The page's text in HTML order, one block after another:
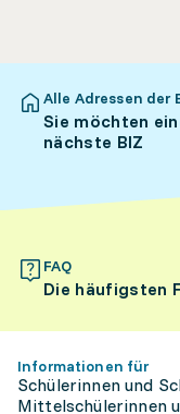
Alle Adressen der
Sie möchten
nächste BIZ
FAQ
Die häufigsten
Informationen für
Schülerinnen und
Mittelschülerinnen